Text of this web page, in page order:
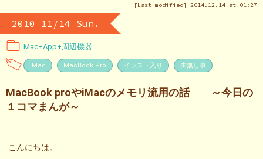
[Last modified] 2014.12.14 at 01:27
2010 11/14 Sun.
Mac+App+周辺機器
iMac MacBook Pro イラスト入り 由無し事
MacBook proやiMacのメモリ流用の話 ～今日の
１コマまんが～
こんにちは。